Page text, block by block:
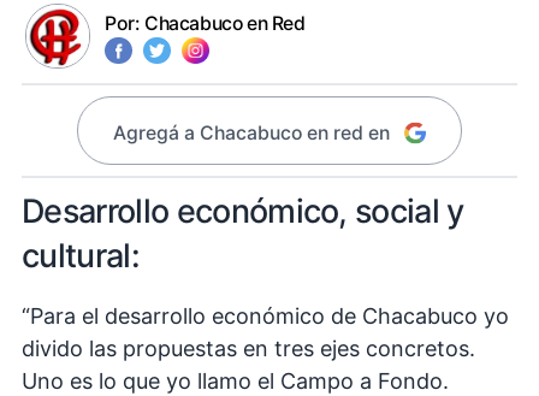
Por: Chacabuco en Red
Agregá a Chacabuco en red en
Desarrollo económico, social y
cultural:
“Para el desarrollo económico de Chacabuco yo
divido las propuestas en tres ejes concretos.
Uno es lo que yo llamo el Campo a Fondo.